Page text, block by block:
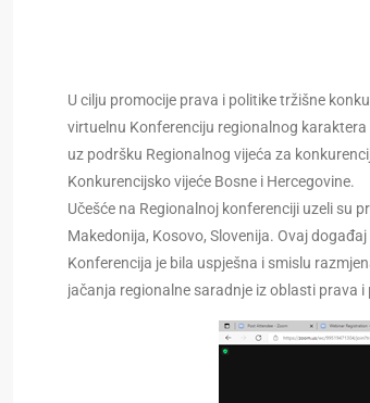
U cilju promocije prava i politike tržišne
virtuelnu Konferenciju regionalnog
uz podršku Regionalnog vijeća za
Konkurencijsko vijeće Bosne i Hercegovine.
Učešće na Regionalnoj konferenciji uzeli su
Makedonija, Kosovo, Slovenija. Ovaj događaj
Konferencija je bila uspješna i smislu
jačanja regionalne saradnje iz oblasti prava